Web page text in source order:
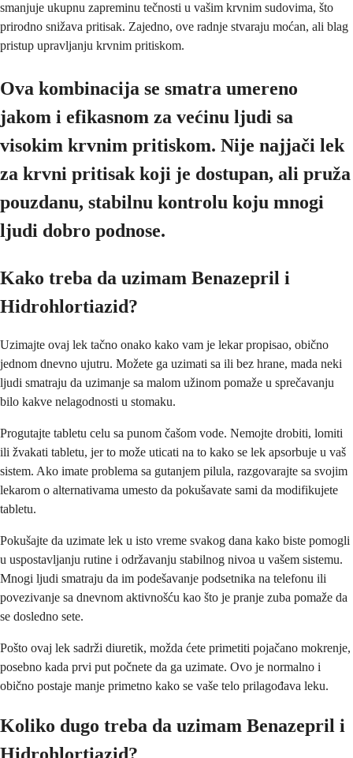
smanjuje ukupnu zapreminu tečnosti u vašim krvnim sudovima, što
prirodno snižava pritisak. Zajedno, ove radnje stvaraju moćan, ali blag
pristup upravljanju krvnim pritiskom.
Ova kombinacija se smatra umereno
jakom i efikasnom za većinu ljudi sa
visokim krvnim pritiskom. Nije najjači lek
za krvni pritisak koji je dostupan, ali pruža
pouzdanu, stabilnu kontrolu koju mnogi
ljudi dobro podnose.
Kako treba da uzimam Benazepril i
Hidrohlortiazid?
Uzimajte ovaj lek tačno onako kako vam je lekar propisao, obično
jednom dnevno ujutru. Možete ga uzimati sa ili bez hrane, mada neki
ljudi smatraju da uzimanje sa malom užinom pomaže u sprečavanju
bilo kakve nelagodnosti u stomaku.
Progutajte tabletu celu sa punom čašom vode. Nemojte drobiti, lomiti
ili žvakati tabletu, jer to može uticati na to kako se lek apsorbuje u vaš
sistem. Ako imate problema sa gutanjem pilula, razgovarajte sa svojim
lekarom o alternativama umesto da pokušavate sami da modifikujete
tabletu.
Pokušajte da uzimate lek u isto vreme svakog dana kako biste pomogli
u uspostavljanju rutine i održavanju stabilnog nivoa u vašem sistemu.
Mnogi ljudi smatraju da im podešavanje podsetnika na telefonu ili
povezivanje sa dnevnom aktivnošću kao što je pranje zuba pomaže da
se dosledno sete.
Pošto ovaj lek sadrži diuretik, možda ćete primetiti pojačano mokrenje,
posebno kada prvi put počnete da ga uzimate. Ovo je normalno i
obično postaje manje primetno kako se vaše telo prilagođava leku.
Koliko dugo treba da uzimam Benazepril i